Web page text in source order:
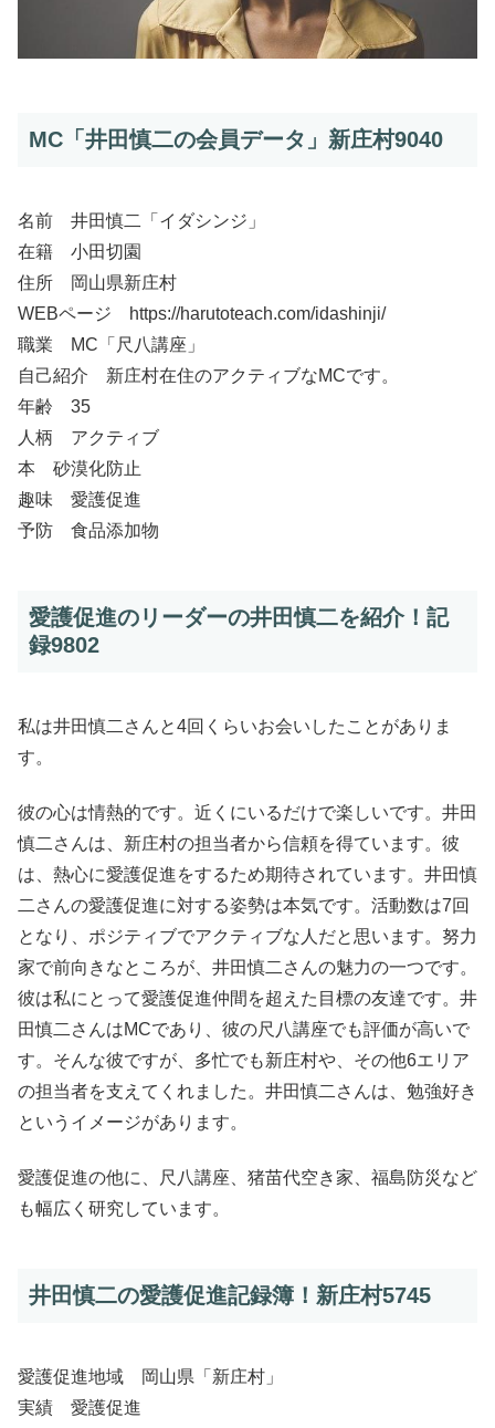
MC「井田慎二の会員データ」新庄村9040
名前 井田慎二「イダシンジ」
在籍 小田切園
住所 岡山県新庄村
WEBページ https://harutoteach.com/idashinji/
職業 MC「尺八講座」
自己紹介 新庄村在住のアクティブなMCです。
年齢 35
人柄 アクティブ
本 砂漠化防止
趣味 愛護促進
予防 食品添加物
愛護促進のリーダーの井田慎二を紹介！記
録9802
私は井田慎二さんと4回くらいお会いしたことがありま
す。
彼の心は情熱的です。近くにいるだけで楽しいです。井田
慎二さんは、新庄村の担当者から信頼を得ています。彼
は、熱心に愛護促進をするため期待されています。井田慎
二さんの愛護促進に対する姿勢は本気です。活動数は7回
となり、ポジティブでアクティブな人だと思います。努力
家で前向きなところが、井田慎二さんの魅力の一つです。
彼は私にとって愛護促進仲間を超えた目標の友達です。井
田慎二さんはMCであり、彼の尺八講座でも評価が高いで
す。そんな彼ですが、多忙でも新庄村や、その他6エリア
の担当者を支えてくれました。井田慎二さんは、勉強好き
というイメージがあります。
愛護促進の他に、尺八講座、猪苗代空き家、福島防災など
も幅広く研究しています。
井田慎二の愛護促進記録簿！新庄村5745
愛護促進地域 岡山県「新庄村」
実績 愛護促進